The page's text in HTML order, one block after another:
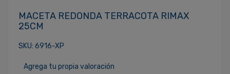
MACETA REDONDA TERRACOTA RIMAX
25CM
SKU: 6916-XP
Agrega tu propia valoración